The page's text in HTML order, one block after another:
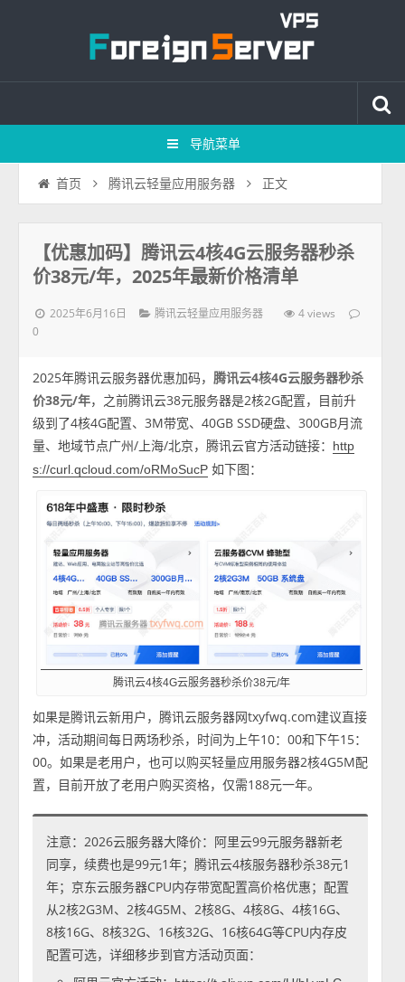
导航菜单
首页 腾讯云轻量应用服务器 正文
【优惠加码】腾讯云4核4G云服务器秒杀
价38元/年，2025年最新价格清单
2025年6月16日 腾讯云轻量应用服务器 4 views
0
2025年腾讯云服务器优惠加码，腾讯云4核4G云服务器秒杀
价38元/年，之前腾讯云38元服务器是2核2G配置，目前升
级到了4核4G配置、3M带宽、40GB SSD硬盘、300GB月流
量、地域节点广州/上海/北京，腾讯云官方活动链接：
http
s://curl.qcloud.com/oRMoSucP 如下图：
腾讯云4核4G云服务器秒杀价38元/年
如果是腾讯云新用户，腾讯云服务器网txyfwq.com建议直接
冲，活动期间每日两场秒杀，时间为上午10：00和下午15：
00。如果是老用户，也可以购买轻量应用服务器2核4G5M配
置，目前开放了老用户购买资格，仅需188元一年。
注意：2026云服务器大降价：阿里云99元服务器新老
同享，续费也是99元1年；腾讯云4核服务器秒杀38元1
年；京东云服务器CPU内存带宽配置高价格优惠；配置
从2核2G3M、2核4G5M、2核8G、4核8G、4核16G、
8核16G、8核32G、16核32G、16核64G等CPU内存皮
配置可选，详细移步到官方活动页面：